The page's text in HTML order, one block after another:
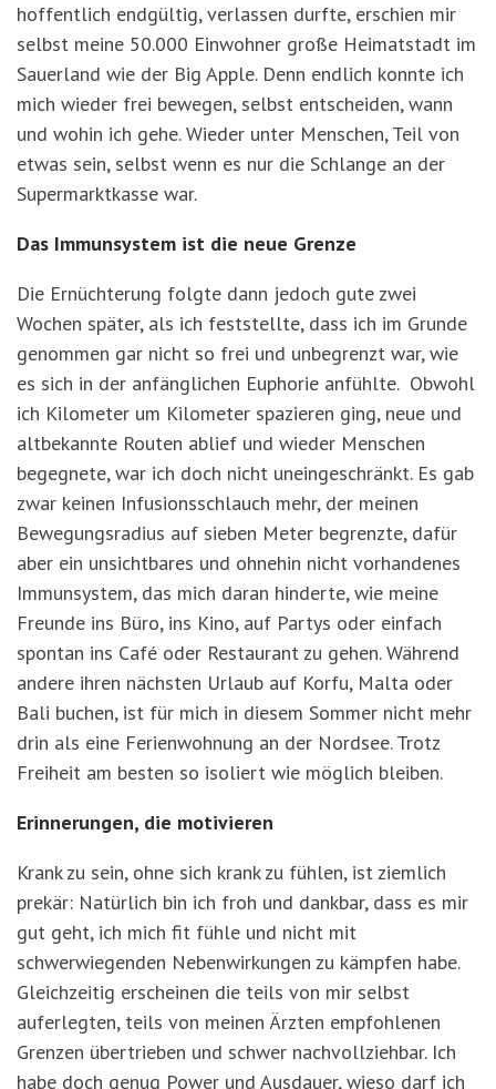
hoffentlich endgültig, verlassen durfte, erschien mir
selbst meine 50.000 Einwohner große Heimatstadt im
Sauerland wie der Big Apple. Denn endlich konnte ich
mich wieder frei bewegen, selbst entscheiden, wann
und wohin ich gehe. Wieder unter Menschen, Teil von
etwas sein, selbst wenn es nur die Schlange an der
Supermarktkasse war.
Das Immunsystem ist die neue Grenze
Die Ernüchterung folgte dann jedoch gute zwei
Wochen später, als ich feststellte, dass ich im Grunde
genommen gar nicht so frei und unbegrenzt war, wie
es sich in der anfänglichen Euphorie anfühlte. Obwohl
ich Kilometer um Kilometer spazieren ging, neue und
altbekannte Routen ablief und wieder Menschen
begegnete, war ich doch nicht uneingeschränkt. Es gab
zwar keinen Infusionsschlauch mehr, der meinen
Bewegungsradius auf sieben Meter begrenzte, dafür
aber ein unsichtbares und ohnehin nicht vorhandenes
Immunsystem, das mich daran hinderte, wie meine
Freunde ins Büro, ins Kino, auf Partys oder einfach
spontan ins Café oder Restaurant zu gehen. Während
andere ihren nächsten Urlaub auf Korfu, Malta oder
Bali buchen, ist für mich in diesem Sommer nicht mehr
drin als eine Ferienwohnung an der Nordsee. Trotz
Freiheit am besten so isoliert wie möglich bleiben.
Erinnerungen, die motivieren
Krank zu sein, ohne sich krank zu fühlen, ist ziemlich
prekär: Natürlich bin ich froh und dankbar, dass es mir
gut geht, ich mich fit fühle und nicht mit
schwerwiegenden Nebenwirkungen zu kämpfen habe.
Gleichzeitig erscheinen die teils von mir selbst
auferlegten, teils von meinen Ärzten empfohlenen
Grenzen übertrieben und schwer nachvollziehbar. Ich
habe doch genug Power und Ausdauer, wieso darf ich